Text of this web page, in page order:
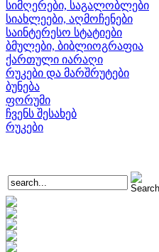
სიმღერები, საგალობლები
სიახლეები, აღმოჩენები
საინტერესო სტატიები
ბმულები, ბიბლიოგრაფია
ქართული იარაღი
რუკები და მარშრუტები
ბუნება
ფორუმი
ჩვენს შესახებ
რუკები